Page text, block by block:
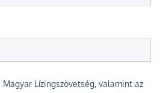
Lízingszövetség, valamint az